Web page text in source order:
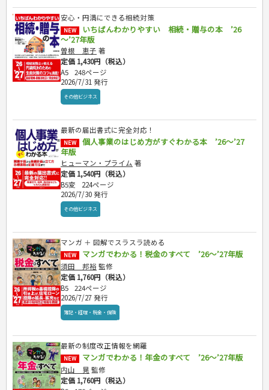
行政書士・宅建
FP
衛生管理・運行管理
建築・土木
電気・危険物
調理師
スキル・キャリアアップ
危険物取扱者
登録販売者
その他資格試験
散歩・グルメ
歴史
成美文庫
その他文庫
ダイアリー
プラチナダイアリー プレステージ
安心・円満にできる相続対策
NEW
いちばんわかりやすい 相続・贈与の本 ’26
～’27年版
曽根 恵子 著
定価 1,430円（税込）
A5
248ページ
2026/7/31 発行
その他ビジネス
最新の届出書式に完全対応！
NEW
個人事業のはじめ方がすぐわかる本 ’26～’27
年版
ヒューマン・プライム 著
定価 1,540円（税込）
B5変
224ページ
2026/7/30 発行
その他ビジネス
マンガ ＋ 図解でスラスラ読める
NEW マンガでわかる！税金のすべて ’26～’27年版
須田 邦裕監修
定価 1,760円（税込）
B5
224ページ
2026/7/27 発行
簿記・経理・税金・保険
最新の制度改正情報を網羅
NEW マンガでわかる！年金のすべて ’26～’27年版
内山 晃 監修
定価 1,760円（税込）